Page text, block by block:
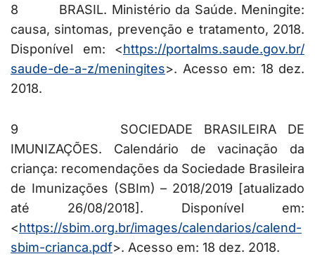
8 BRASIL. Ministério da Saúde. Meningite:
causa, sintomas, prevenção e tratamento, 2018.
Disponível em: <https://portalms.saude.gov.br/
saude-de-a-z/meningites>. Acesso em: 18 dez.
2018.
9 SOCIEDADE BRASILEIRA DE
IMUNIZAÇÕES. Calendário de vacinação da
criança: recomendações da Sociedade Brasileira
de Imunizações (SBIm) – 2018/2019 [atualizado
até 26/08/2018]. Disponível em:
<https://sbim.org.br/images/calendarios/calend-
sbim-crianca.pdf>. Acesso em: 18 dez. 2018.